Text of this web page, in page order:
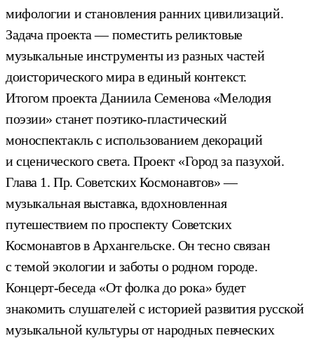
мифологии и становления ранних цивилизаций.
Задача проекта — поместить реликтовые
музыкальные инструменты из разных частей
доисторического мира в единый контекст.
Итогом проекта Даниила Семенова «Мелодия
поэзии» станет поэтико-пластический
моноспектакль с использованием декораций
и сценического света. Проект «Город за пазухой.
Глава 1. Пр. Советских Космонавтов» —
музыкальная выставка, вдохновленная
путешествием по проспекту Советских
Космонавтов в Архангельске. Он тесно связан
с темой экологии и заботы о родном городе.
Концерт-беседа «От фолка до рока» будет
знакомить слушателей с историей развития русской
музыкальной культуры от народных певческих